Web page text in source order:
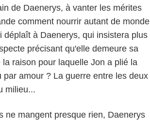
de Daenerys, à vanter les mérites
comment nourrir autant de monde
à Daenerys, qui insistera plus
précisant qu'elle demeure sa
raison pour laquelle Jon a plié la
amour ? La guerre entre les deux
milieu...
ne mangent presque rien, Daenerys